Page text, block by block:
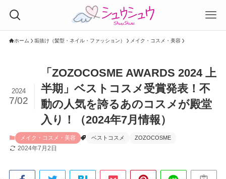
ホーム 垢抜け（髪型・ネイル・ファッション） メイク・コスメ・美容
「ZOZOCOSME AWARDS 2024 上
半期」ベストコスメ受賞発表！不
動の人気を誇るあのコスメが殿堂
入り！（2024年7月情報）
2024
7/02
メイク・コスメ・美容 ベストコスメ ZOZOCOSME
2024年7月2日